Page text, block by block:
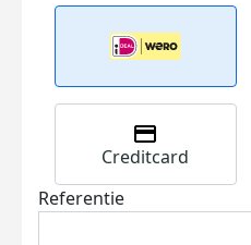
Creditcard
Referentie